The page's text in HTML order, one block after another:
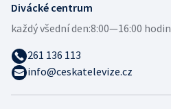
Divácké centrum
každý všední den:8:00—16:00 hodin
261 136 113
info@ceskatelevize.cz